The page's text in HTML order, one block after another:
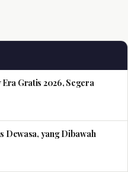
Gratis 2026, Segera
Dewasa, yang Dibawah